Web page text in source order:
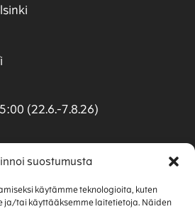
suostumusta
käytämme teknologioita, kuten
ja/tai käyttääksemme laitetietoja. Näiden
(22.6.-7.8.26)